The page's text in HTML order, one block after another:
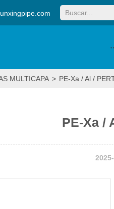
MULTICAPA > PE-Xa / Al /
PE-Xa /